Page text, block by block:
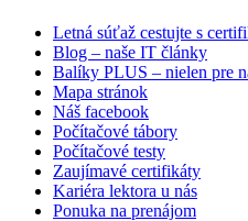
Letná súťaž cestujte s
Blog – naše IT články
Balíky PLUS – nielen pre
Mapa stránok
Náš facebook
Počítačové tábory
Počítačové testy
Zaujímavé certifikáty
Kariéra lektora u nás
Ponuka na prenájom